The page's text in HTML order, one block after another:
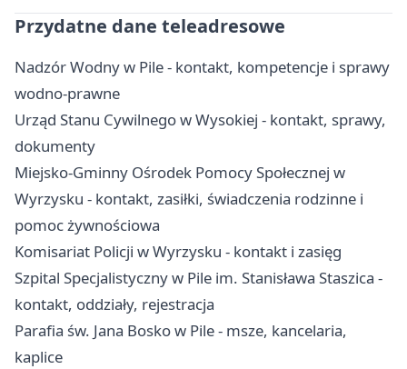
Przydatne dane teleadresowe
Nadzór Wodny w Pile - kontakt, kompetencje i sprawy
wodno-prawne
Urząd Stanu Cywilnego w Wysokiej - kontakt, sprawy,
dokumenty
Miejsko-Gminny Ośrodek Pomocy Społecznej w
Wyrzysku - kontakt, zasiłki, świadczenia rodzinne i
pomoc żywnościowa
Komisariat Policji w Wyrzysku - kontakt i zasięg
Szpital Specjalistyczny w Pile im. Stanisława Staszica -
kontakt, oddziały, rejestracja
Parafia św. Jana Bosko w Pile - msze, kancelaria,
kaplice